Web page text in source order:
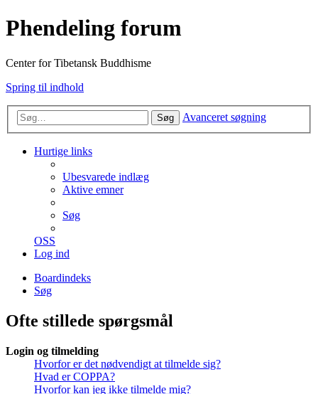
Phendeling forum
Center for Tibetansk Buddhisme
Spring til indhold
Søg Avanceret søgning
Hurtige links
Ubesvarede indlæg
Aktive emner
Søg
OSS
Log ind
Boardindeks
Søg
Ofte stillede spørgsmål
Login og tilmelding
Hvorfor er det nødvendigt at tilmelde sig?
Hvad er COPPA?
Hvorfor kan jeg ikke tilmelde mig?